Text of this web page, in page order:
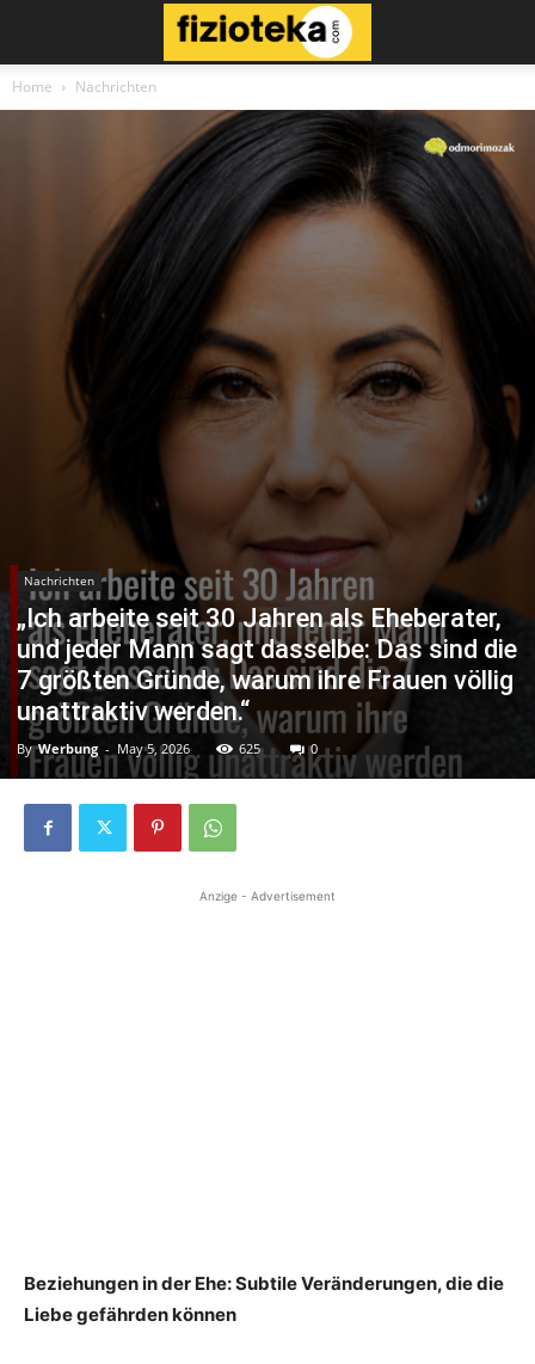
Home Nachrichten
Nachrichten
„Ich arbeite seit 30 Jahren als Eheberater,
und jeder Mann sagt dasselbe: Das sind die
7 größten Gründe, warum ihre Frauen völlig
unattraktiv werden.“
By Werbung - May 5, 2026 625 0
Anzige - Advertisement
Beziehungen in der Ehe: Subtile Veränderungen, die die
Liebe gefährden können